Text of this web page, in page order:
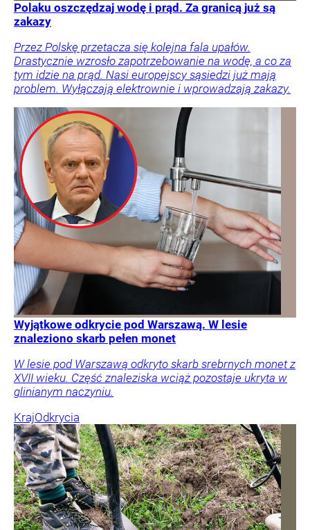
Polaku oszczędzaj wodę i prąd. Za granicą już są
zakazy
Przez Polskę przetacza się kolejna fala upałów.
Drastycznie wzrosło zapotrzebowanie na wodę, a co za
tym idzie na prąd. Nasi europejscy sąsiedzi już mają
problem. Wyłączają elektrownie i wprowadzają zakazy.
Wyjątkowe odkrycie pod Warszawą. W lesie
znaleziono skarb pełen monet
W lesie pod Warszawą odkryto skarb srebrnych monet z
XVII wieku. Część znaleziska wciąż pozostaje ukryta w
glinianym naczyniu.
KrajOdkrycia